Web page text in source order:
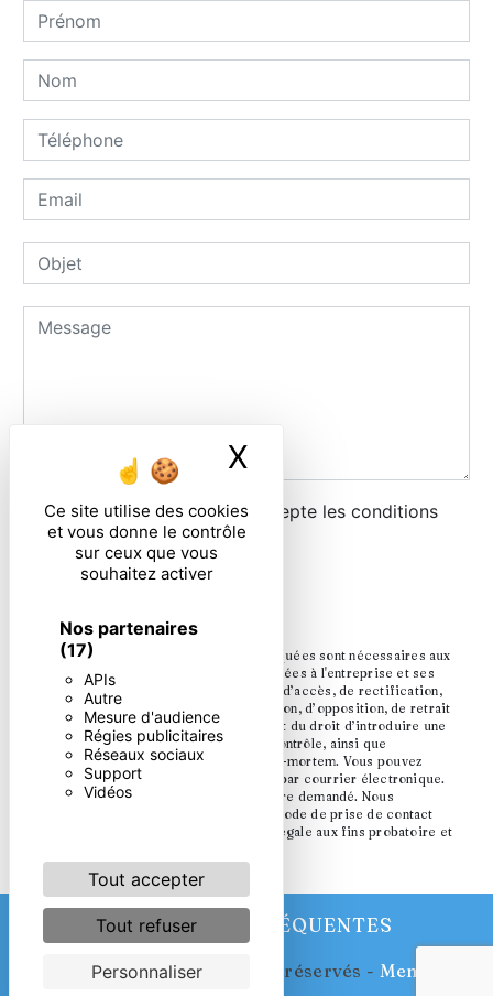
Ce site utilise des cookies
et vous donne le contrôle
sur ceux que vous
souhaitez activer
Nos partenaires
(17)
APIs
Autre
Mesure d'audience
Régies publicitaires
Réseaux sociaux
Support
Vidéos
Tout accepter
Tout refuser
Personnaliser
X
En cochant cette case, j'accepte les conditions
particulières ci-dessous **
** Les données personnelles communiquées sont nécessaires aux
fins de vous contacter. Elles sont destinées à l'entreprise et ses
sous-traitants. Vous disposez de droits d’accès, de rectification,
d’effacement, de portabilité, de limitation, d’opposition, de retrait
de votre consentement à tout moment et du droit d’introduire une
réclamation auprès d’une autorité de contrôle, ainsi que
d’organiser le sort de vos données post-mortem. Vous pouvez
exercer ces droits par voie postale ou par courrier électronique.
Un justificatif d'identité pourra vous être demandé. Nous
conservons vos données pendant la période de prise de contact
puis pendant la durée de prescription légale aux fins probatoire et
RECHERCHES FRÉQUENTES
Vistalid- 2026 - Tous droits réservés - Mentions